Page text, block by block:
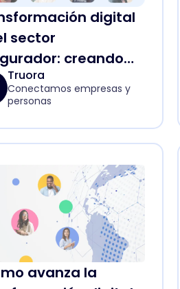
digital
sector
creando
digitales
eficientes
Truora
Conectamos empresas y
personas
avanza la